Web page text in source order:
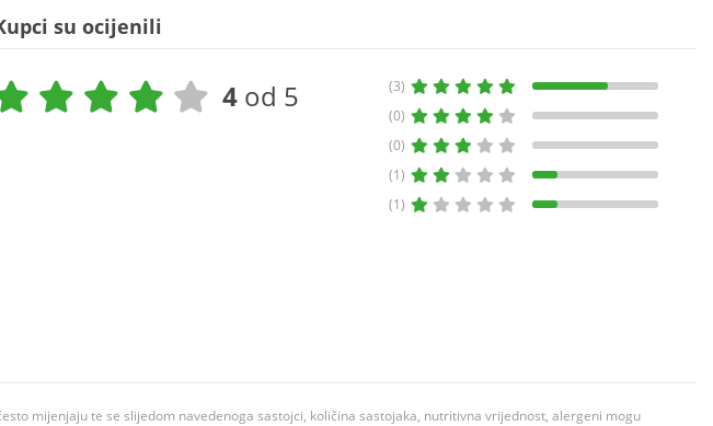
su ocijenili
4 od 5
(3)
(0)
(0)
(1)
(1)
mijenjaju te se slijedom navedenoga sastojci, količina sastojaka, nutritivna vrijednost, alergeni mogu